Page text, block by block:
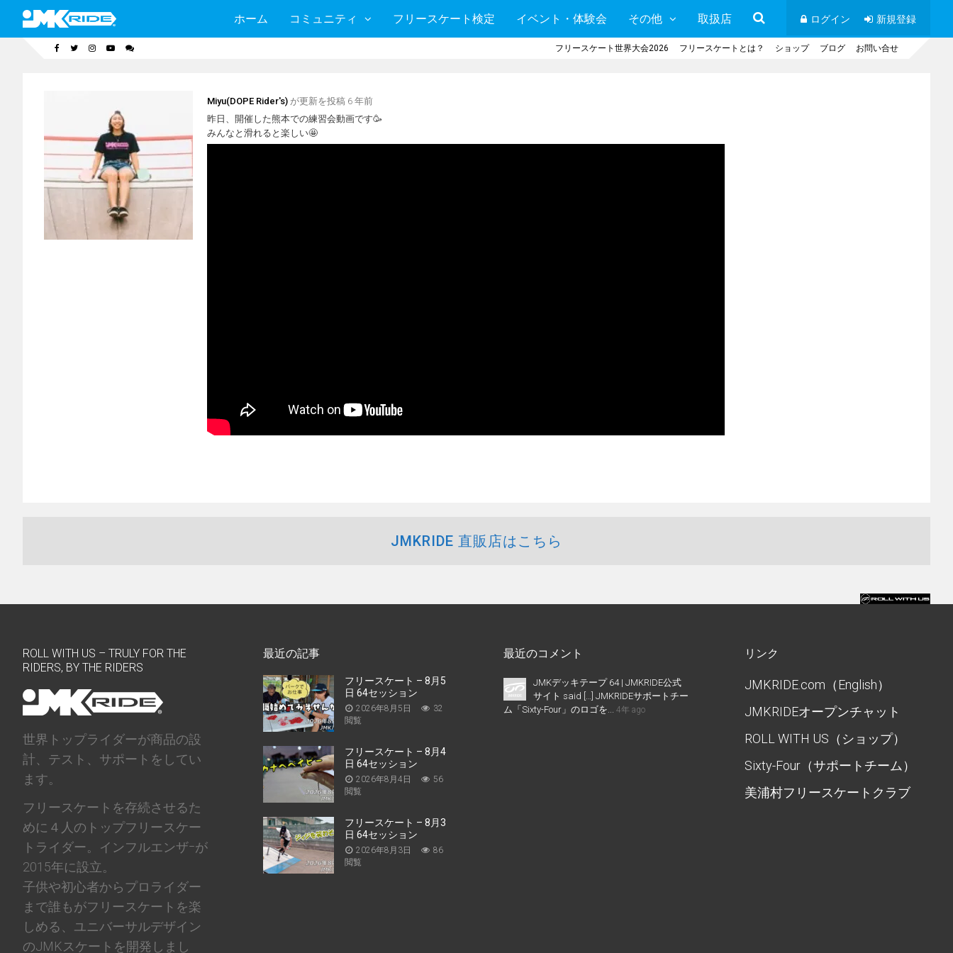
ホーム コミュニティ フリースケート検定 イベント・体験会 その他 取扱店 ログイン 新規登録
フリースケート世界大会2026 フリースケートとは？ ショップ ブログ お問い合せ
Miyu(DOPE Rider's) が更新を投稿 6 年前
昨日、開催した熊本での練習会動画です🥳
みんなと滑れると楽しい🤩
JMKRIDE 直販店はこちら
ROLL WITH US – TRULY FOR THE
RIDERS, BY THE RIDERS
世界トップライダーが商品の設
計、テスト、サポートをしてい
ます。
フリースケートを存続させるた
めに４人のトップフリースケー
トライダー。インフルエンザｰが
2015年に設立。
子供や初心者からプロライダー
まで誰もがフリースケートを楽
しめる、ユニバーサルデザイン
のJMKスケートを開発しまし
最近の記事
フリースケート – 8月5
日 64セッション
2026年8月5日
32
閲覧
フリースケート – 8月4
日 64セッション
2026年8月4日
56
閲覧
フリースケート – 8月3
日 64セッション
2026年8月3日
86
閲覧
最近のコメント
JMKデッキテープ 64 | JMKRIDE公式
サイト said […] JMKRIDEサポートチー
ム「Sixty-Four」のロゴを...
4年 ago
リンク
JMKRIDE.com（English）
JMKRIDEオープンチャット
ROLL WITH US（ショップ）
Sixty-Four（サポートチーム）
美浦村フリースケートクラブ